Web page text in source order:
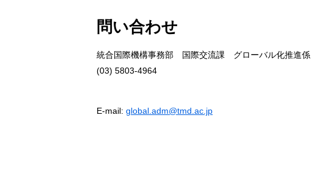
問い合わせ
統合国際機構事務部 国際交流課 グローバル化推進係
(03) 5803-4964
E-mail: global.adm@tmd.ac.jp